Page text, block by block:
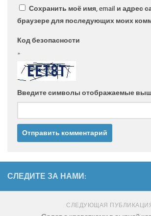
Сохранить моё имя, email и адрес
браузере для последующих моих
Код безопасности
*
Введите символы отображаемые
СЛЕДИТЕ ЗА НАМИ:
СЛЕДУЮЩАЯ